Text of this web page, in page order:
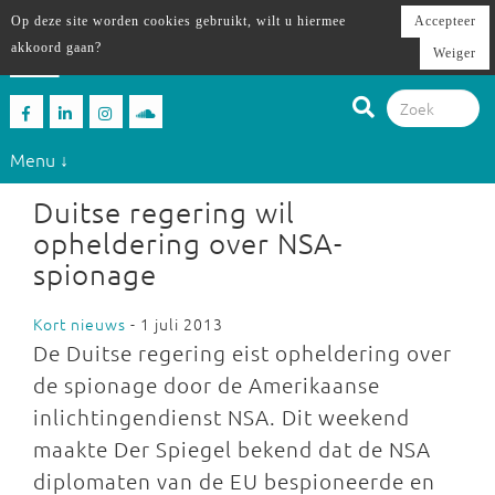
Menu ↓
Duitse regering wil
opheldering over NSA-
spionage
Kort nieuws - 1 juli 2013
De Duitse regering eist opheldering over
de spionage door de Amerikaanse
inlichtingendienst NSA. Dit weekend
maakte Der Spiegel bekend dat de NSA
diplomaten van de EU bespioneerde en
Op deze site worden cookies gebruikt, wilt u hiermee
akkoord gaan?
Accepteer
Weiger